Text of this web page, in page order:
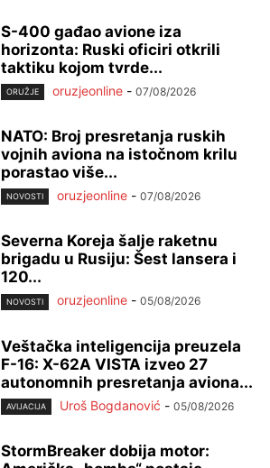
S-400 gađao avione iza
horizonta: Ruski oficiri otkrili
taktiku kojom tvrde...
ORUŽJE oruzjeonline - 07/08/2026
NATO: Broj presretanja ruskih
vojnih aviona na istočnom krilu
porastao više...
NOVOSTI oruzjeonline - 07/08/2026
Severna Koreja šalje raketnu
brigadu u Rusiju: Šest lansera i
120...
NOVOSTI oruzjeonline - 05/08/2026
Veštačka inteligencija preuzela
F-16: X-62A VISTA izveo 27
autonomnih presretanja aviona...
AVIJACIJA Uroš Bogdanović - 05/08/2026
StormBreaker dobija motor: